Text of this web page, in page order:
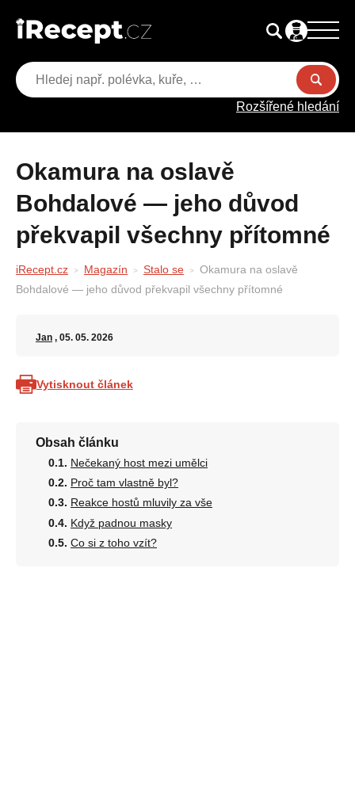
Rozšířené hledání
Okamura na oslavě
Bohdalové — jeho důvod
překvapil všechny přítomné
iRecept.cz Magazín Stalo se
Okamura na oslavě
Bohdalové — jeho důvod překvapil všechny přítomné
Jan , 05. 05. 2026
Vytisknout článek
Obsah článku
Nečekaný host mezi umělci
Proč tam vlastně byl?
Reakce hostů mluvily za vše
Když padnou masky
Co si z toho vzít?